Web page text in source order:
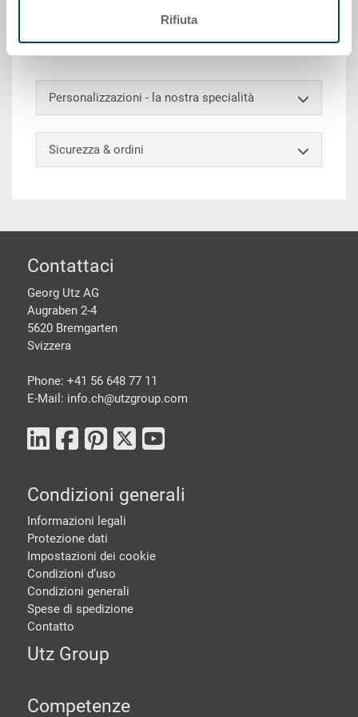
Rifiuta
60.0 l, maniglia rivettata sui due lati corti, montato
sotto l'impugnatura del guscio
Personalizzazioni - la nostra specialità
Sicurezza & ordini
piè di pagine
Contattaci
Georg Utz AG
Augraben 2-4
5620 Bremgarten
Svizzera
Phone: +41 56 648 77 11
E-Mail: info.ch@utzgroup.com
Condizioni generali
Informazioni legali
Protezione dati
Impostazioni dei cookie
Condizioni d‘uso
Condizioni generali
Spese di spedizione
Contatto
Utz Group
Competenze